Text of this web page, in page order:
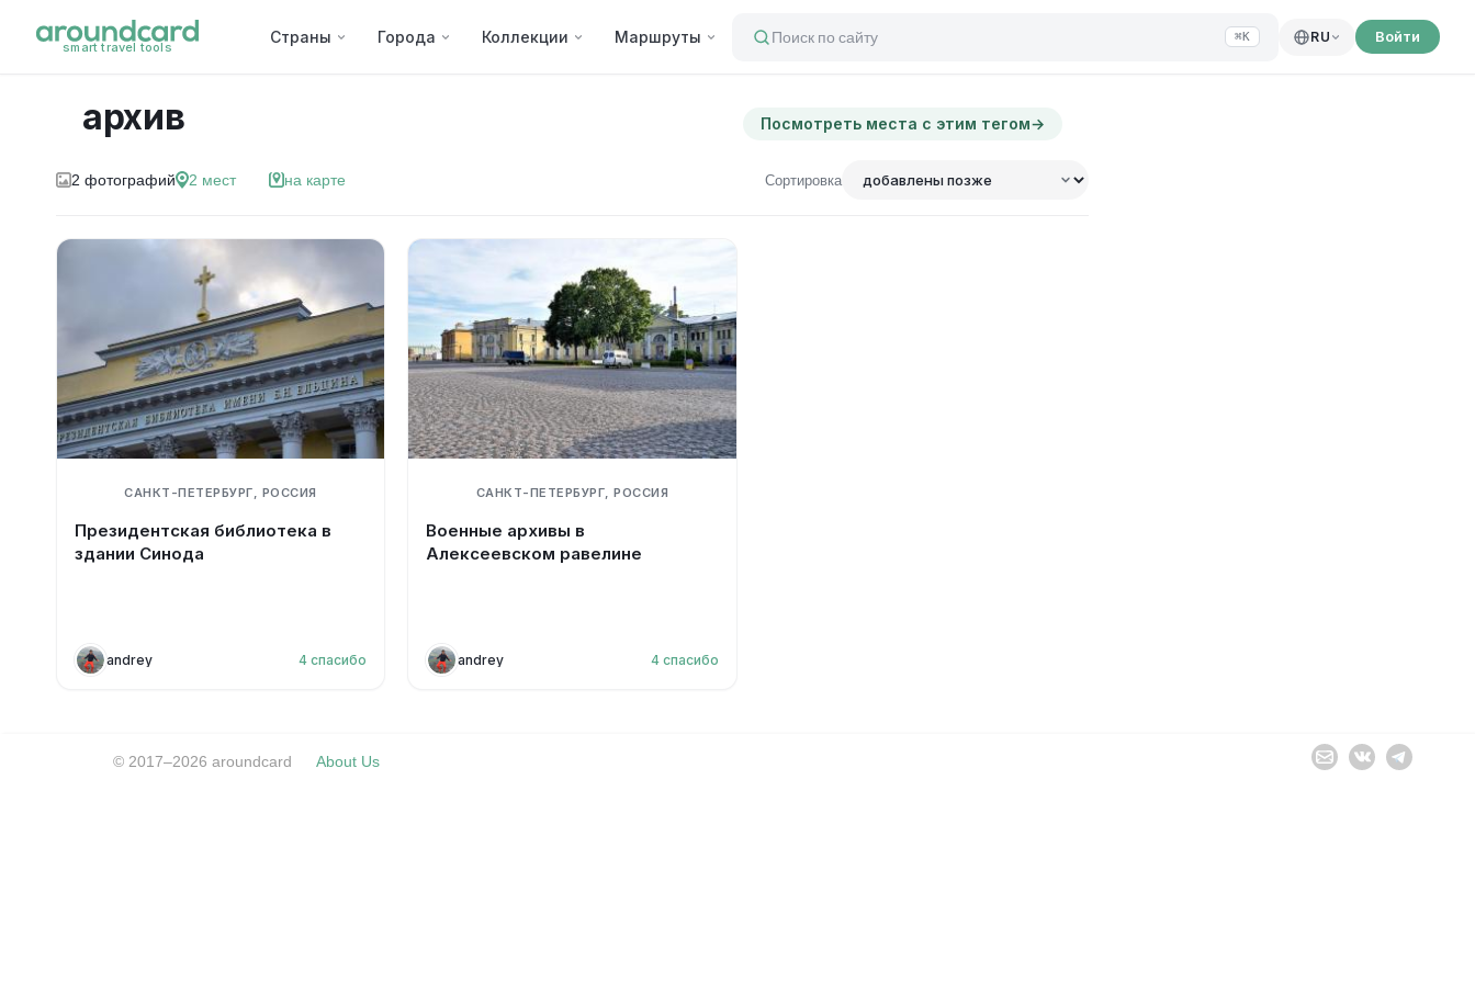
smart travel tools
Страны Города Коллекции Маршруты Поиск по сайту ⌘K RU Войти
архив Посмотреть места с этим тегом→
2 фотографий 2 мест на карте Сортировка
САНКТ-ПЕТЕРБУРГ, РОССИЯ
Президентская библиотека в
здании Синода
andrey 4 спасибо
САНКТ-ПЕТЕРБУРГ, РОССИЯ
Военные архивы в
Алексеевском равелине
andrey 4 спасибо
© 2017–2026 aroundcard About Us